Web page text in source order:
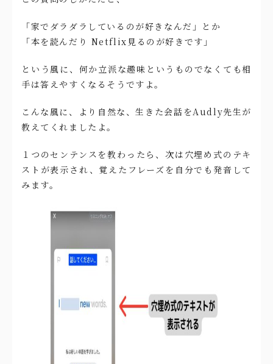
「家でダラダラしているのが好きなんだ」とか
「本を読んだり Netflix見るのが好きです」
という風に、何か立派な趣味というものでなくても相
手は答えやすくなるそうですよ。
こんな風に、より自然な、生きた会話をAudly先生が
教えてくれましたよ。
１つのセンテンスを教わったら、次は穴埋め式のテキ
ストが表示され、覚えたフレーズを自分でも発音して
みます。